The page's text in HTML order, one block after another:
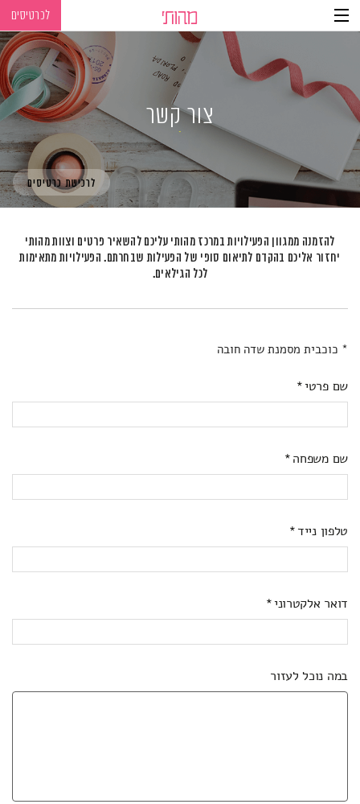
navigation
לכרטיסים
צור קשר
לרכישת כרטיסים
להזמנה ממגוון הפעילויות במרכז מהותי עליכם להשאיר פרטים וצוות מהותי
יחזור אליכם בהקדם לתיאום סופי של הפעילות שבחרתם. הפעילויות מתאימות
לכל הגילאים.
* כוכבית מסמנת שדה חובה
שם פרטי
שם משפחה
טלפון נייד
דואר אלקטרוני
במה נוכל לעזור